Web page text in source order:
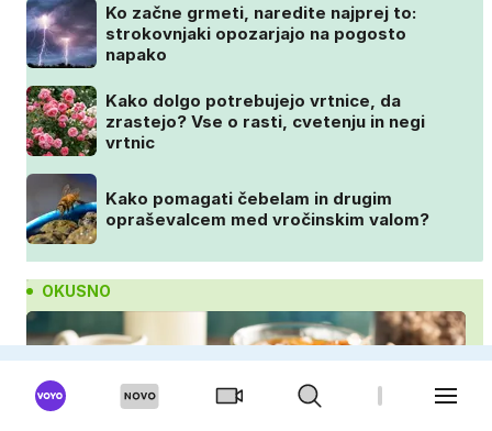
Ko začne grmeti, naredite najprej to:
strokovnjaki opozarjajo na pogosto
napako
Kako dolgo potrebujejo vrtnice, da
zrastejo? Vse o rasti, cvetenju in negi
vrtnic
Kako pomagati čebelam in drugim
opraševalcem med vročinskim valom?
OKUSNO